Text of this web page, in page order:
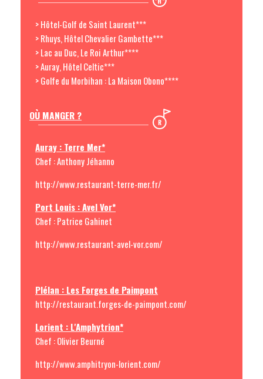
> Hôtel-Golf de Saint Laurent***
> Rhuys, Hôtel Chevalier Gambette***
> Lac au Duc, Le Roi Arthur****
> Auray, Hôtel Celtic***
> Golfe du Morbihan : La Maison Obono****
OÙ MANGER ?
Auray : Terre Mer*
Chef : Anthony Jéhanno
http://www.restaurant-terre-mer.fr/
Port Louis : Avel Vor*
Chef : Patrice Gahinet
http://www.restaurant-avel-vor.com/
Plélan : Les Forges de Paimpont
http://restaurant.forges-de-paimpont.com/
Lorient : L'Amphytrion*
Chef : Olivier Beurné
http://www.amphitryon-lorient.com/